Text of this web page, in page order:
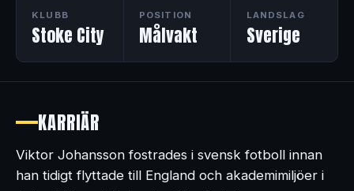
KLUBB
Stoke City
POSITION
Målvakt
LANDSLAG
Sverige
KARRIÄR
Viktor Johansson fostrades i svensk fotboll innan
han tidigt flyttade till England och akademimiljöer i